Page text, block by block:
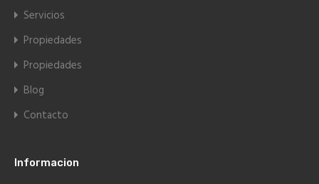
Servicios
Propiedades
Propiedades
Blog
Contacto
Informacion